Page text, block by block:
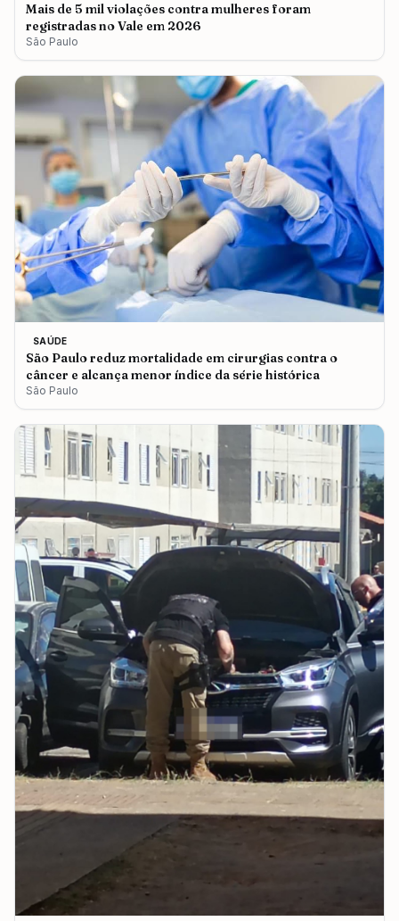
Mais de 5 mil violações contra mulheres foram
registradas no Vale em 2026
São Paulo
SAÚDE
São Paulo reduz mortalidade em cirurgias contra o
câncer e alcança menor índice da série histórica
São Paulo